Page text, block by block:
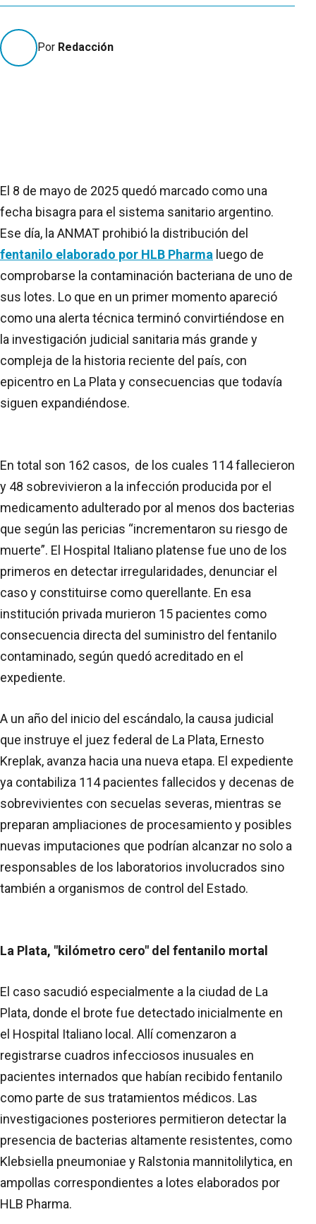
Por Redacción
El 8 de mayo de 2025 quedó marcado como una
fecha bisagra para el sistema sanitario argentino.
Ese día, la ANMAT prohibió la distribución del
fentanilo elaborado por HLB Pharma luego de
comprobarse la contaminación bacteriana de uno de
sus lotes. Lo que en un primer momento apareció
como una alerta técnica terminó convirtiéndose en
la investigación judicial sanitaria más grande y
compleja de la historia reciente del país, con
epicentro en La Plata y consecuencias que todavía
siguen expandiéndose.
En total son 162 casos, de los cuales 114 fallecieron
y 48 sobrevivieron a la infección producida por el
medicamento adulterado por al menos dos bacterias
que según las pericias “incrementaron su riesgo de
muerte”. El Hospital Italiano platense fue uno de los
primeros en detectar irregularidades, denunciar el
caso y constituirse como querellante. En esa
institución privada murieron 15 pacientes como
consecuencia directa del suministro del fentanilo
contaminado, según quedó acreditado en el
expediente.
A un año del inicio del escándalo, la causa judicial
que instruye el juez federal de La Plata, Ernesto
Kreplak, avanza hacia una nueva etapa. El expediente
ya contabiliza 114 pacientes fallecidos y decenas de
sobrevivientes con secuelas severas, mientras se
preparan ampliaciones de procesamiento y posibles
nuevas imputaciones que podrían alcanzar no solo a
responsables de los laboratorios involucrados sino
también a organismos de control del Estado.
La Plata, "kilómetro cero" del fentanilo mortal
El caso sacudió especialmente a la ciudad de La
Plata, donde el brote fue detectado inicialmente en
el Hospital Italiano local. Allí comenzaron a
registrarse cuadros infecciosos inusuales en
pacientes internados que habían recibido fentanilo
como parte de sus tratamientos médicos. Las
investigaciones posteriores permitieron detectar la
presencia de bacterias altamente resistentes, como
Klebsiella pneumoniae y Ralstonia mannitolilytica, en
ampollas correspondientes a lotes elaborados por
HLB Pharma.